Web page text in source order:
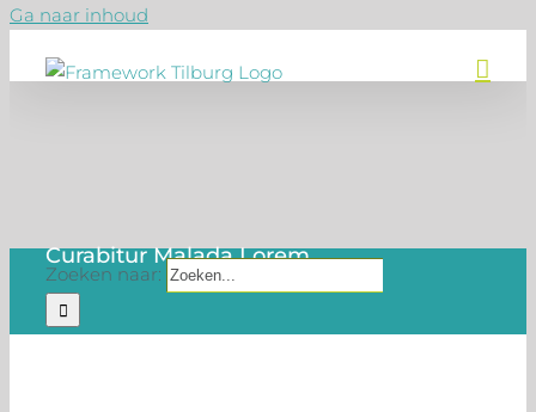
Ga naar inhoud
Curabitur Malada Lorem
Zoeken naar: